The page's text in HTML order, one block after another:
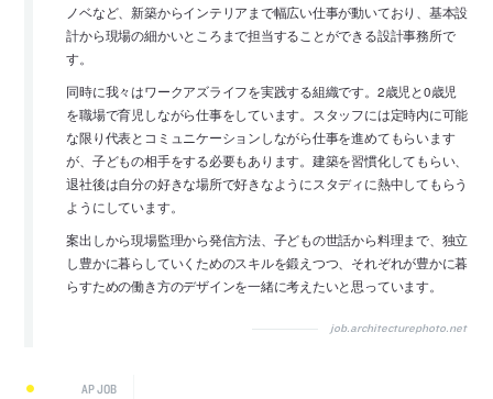
ノベなど、新築からインテリアまで幅広い仕事が動いており、基本設
計から現場の細かいところまで担当することができる設計事務所で
す。
同時に我々はワークアズライフを実践する組織です。2歳児と0歳児
を職場で育児しながら仕事をしています。スタッフには定時内に可能
な限り代表とコミュニケーションしながら仕事を進めてもらいます
が、子どもの相手をする必要もあります。建築を習慣化してもらい、
退社後は自分の好きな場所で好きなようにスタディに熱中してもらう
ようにしています。
案出しから現場監理から発信方法、子どもの世話から料理まで、独立
し豊かに暮らしていくためのスキルを鍛えつつ、それぞれが豊かに暮
らすための働き方のデザインを一緒に考えたいと思っています。
job.architecturephoto.net
AP JOB